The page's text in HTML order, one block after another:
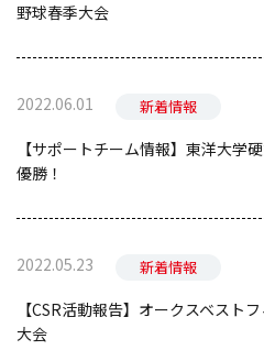
野球春季大会
2022.06.01 新着情報
【サポートチーム情報】東洋大
優勝！
2022.05.23 新着情報
【CSR活動報告】オークスベスト
大会